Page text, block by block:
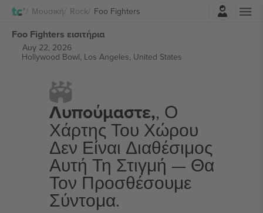
Μουσική Rock Foo Fighters
Foo Fighters εισιτήρια
Αυγ 22, 2026
Hollywood Bowl, Los Angeles, United States
Λυπούμαστε,, Ο
Χάρτης Του Χώρου
Δεν Είναι Διαθέσιμος
Αυτή Τη Στιγμή — Θα
Τον Προσθέσουμε
Σύντομα.